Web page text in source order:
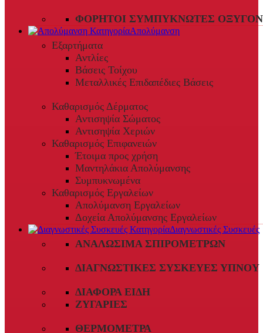
ΦΟΡΗΤΟΊ ΣΥΜΠΥΚΝΩΤΈΣ
Απολύμανση
Εξαρτήματα
Αντλίες
Βάσεις Τοίχου
Μεταλλικές Επιδαπέδιες Βάσεις
Καθαρισμός Δέρματος
Αντισηψία Σώματος
Αντισηψία Χεριών
Καθαρισμός Επιφανειών
Έτοιμα προς χρήση
Μαντηλάκια Απολύμανσης
Συμπυκνωμένα
Καθαρισμός Εργαλείων
Απολύμανση Εργαλείων
Δοχεία Απολύμανσης Εργαλείων
Διαγνωστικές Συσκευές
ΑΝΑΛΏΣΙΜΑ ΣΠΙΡΟΜΈΤΡΩΝ
ΔΙΑΓΝΩΣΤΙΚΈΣ ΣΥΣΚΕΥΈΣ ΎΠΝΟΥ
ΔΙΆΦΟΡΑ ΕΊΔΗ
ΖΥΓΑΡΙΈΣ
ΘΕΡΜΌΜΕΤΡΑ